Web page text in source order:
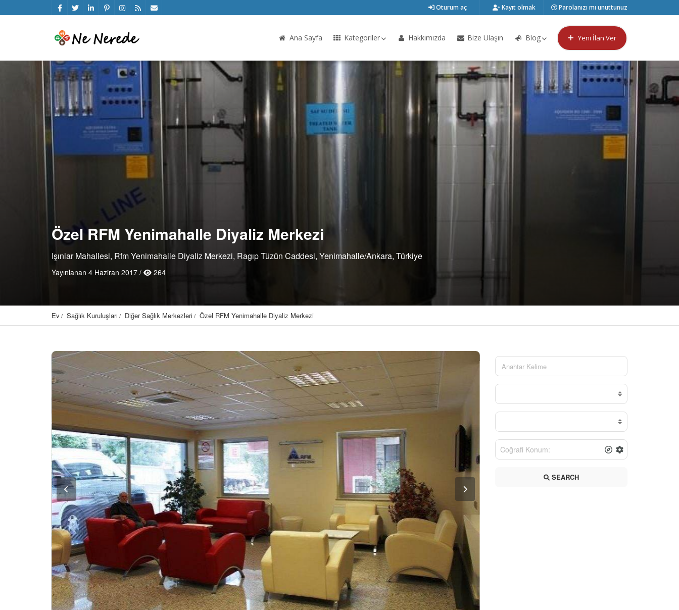
Oturum aç Kayıt olmak Parolanızı mı unuttunuz
Ana Sayfa Kategoriler Hakkımızda Bize Ulaşın Blog Yeni İlan Ver
Özel RFM Yenimahalle Diyaliz Merkezi
Işınlar Mahallesi, Rfm Yenimahalle Diyaliz Merkezi, Ragıp Tüzün Caddesi, Yenimahalle/Ankara, Türkiye
Yayınlanan 4 Haziran 2017 / 264
Ev Sağlık Kuruluşları Diğer Sağlık Merkezleri Özel RFM Yenimahalle Diyaliz Merkezi
SEARCH